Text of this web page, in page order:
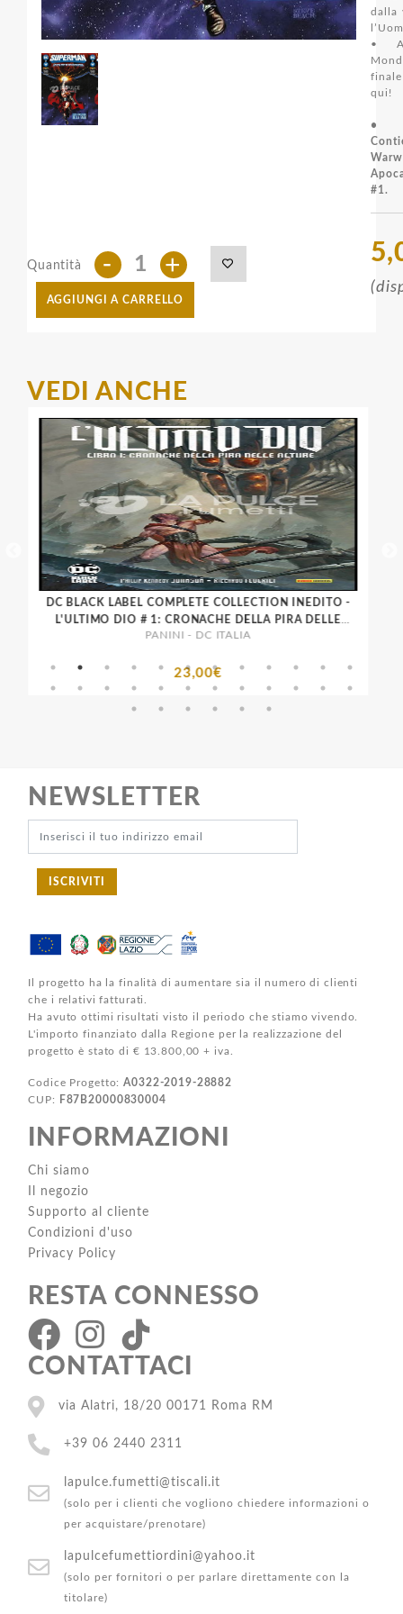
dalla
•
qui!
•
#1.
Quantità - +
AGGIUNGI A CARRELLO
VEDI ANCHE
DC BLACK LABEL COMPLETE COLLECTION INEDITO -
L'ULTIMO DIO # 1: CRONACHE DELLA PIRA DELLE
ALTURE
PANINI - DC ITALIA
23,00€
NEWSLETTER
ISCRIVITI
Il progetto ha la finalità di aumentare sia il numero di clienti
che i relativi fatturati.
Ha avuto ottimi risultati visto il periodo che stiamo vivendo.
L'importo finanziato dalla Regione per la realizzazione del
progetto è stato di € 13.800,00 + iva.
Codice Progetto:A0322-2019-28882
CUP:
F87B20000830004
INFORMAZIONI
Chi siamo
Il negozio
Supporto al cliente
Condizioni d'uso
Privacy Policy
RESTA CONNESSO
CONTATTACI
via Alatri, 18/20 00171 Roma RM
+39 06 2440 2311
lapulce.fumetti@tiscali.it
(solo per i clienti che vogliono chiedere informazioni o
per acquistare/prenotare)
lapulcefumettiordini@yahoo.it
(solo per fornitori o per parlare direttamente con la
titolare)